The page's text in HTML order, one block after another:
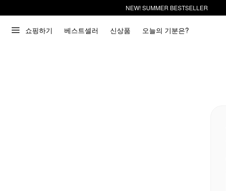
NEW! SUMMER BESTSELLER
쇼핑하기 베스트셀러 신상품 오늘의 기분은?